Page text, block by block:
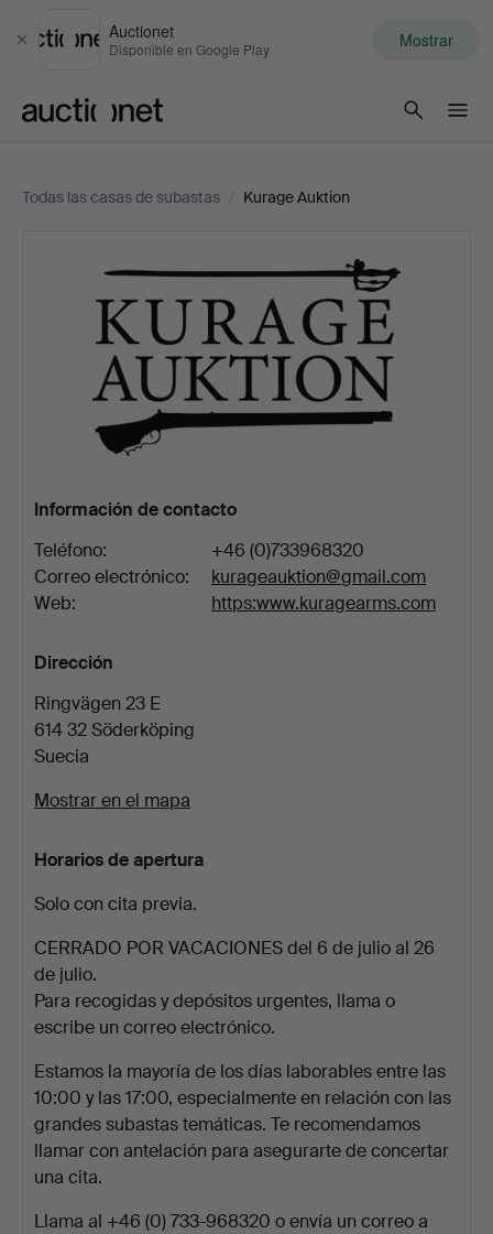
Cerrar
Auctionet
Disponible en Google Play Mostrar
Todas las casas de subastas / Kurage Auktion
Auktion
Información de contacto
Teléfono:
+46 (0)733968320
Correo electrónico:
kurageauktion@gmail.com
Web:
https:www.kuragearms.com
Dirección
Ringvägen 23 E
614 32 Söderköping
Suecia
Mostrar en el mapa
Horarios de apertura
Solo con cita previa.
CERRADO POR VACACIONES del 6 de julio al 26
de julio.
Para recogidas y depósitos urgentes, llama o
escribe un correo electrónico.
Estamos la mayoría de los días laborables entre las
10:00 y las 17:00, especialmente en relación con las
grandes subastas temáticas. Te recomendamos
llamar con antelación para asegurarte de concertar
una cita.
Llama al +46 (0) 733-968320 o envía un correo a